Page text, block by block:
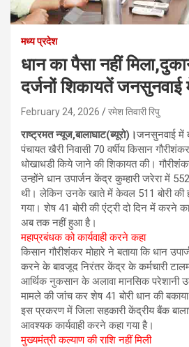
मध्य प्रदेश
धान का पैसा नहीं
दर्जनों शिकायतें जनसुनवाई
February 24, 2026 रमेश तिवारी रिपु
राष्ट्रमत न्यूज,बालाघाट(ब्यूरो)।जनसुनवाई में
पंचायत खैरी निवासी 70 वर्षीय किसान
धोखाधडी किये जाने की शिकायत की।
उन्होंने धान उपार्जन केंद्र कुम्हारी जरेरा में
थी। लेकिन उनके खाते में केवल 511 बोरी की
गया। शेष 41 बोरी की एंट्री दो दिन में करने
अब तक नहीं हुआ है।
महाप्रबंधक को कार्यवाही करने कहा
किसान गौरीशंकर मोहारे ने बताया कि धान
करने के बावजूद निरंतर केंद्र के कर्मचारी
आर्थिक नुकसान के अलावा मानसिक परेशानी
मामले की जांच कर शेष 41 बोरी धान की बकाया
इस प्रकरण में जिला सहकारी केंद्रीय बैंक
आवश्यक कार्यवाही करने कहा गया है।
मुख्यमंत्री कल्याण की राशि नहीं मिली